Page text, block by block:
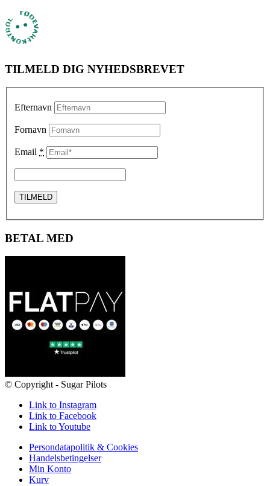
TILMELD DIG NYHEDSBREVET
Efternavn
Fornavn
Email *
BETAL MED
© Copyright - Sugar Pilots
Link to Instagram
Link to Facebook
Link to Youtube
Persondatapolitik & Cookies
Handelsbetingelser
Min Konto
Kurv